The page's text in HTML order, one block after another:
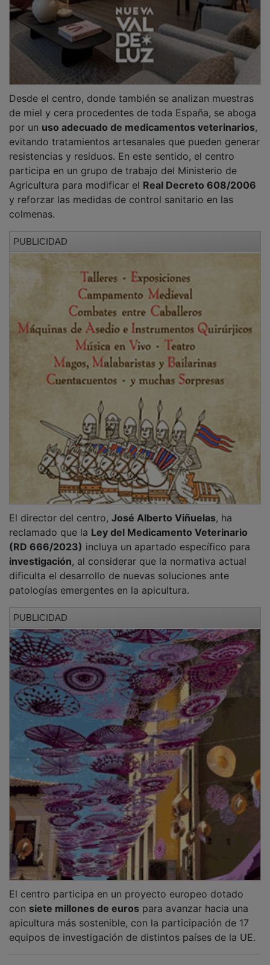
El director del centro,
reclamado que la Ley del Medicamento Veterinario
(RD 666/2023)incluya un apartado específico para
, al considerar que la normativa actual
dificulta el desarrollo de nuevas soluciones ante
patologías emergentes en la apicultura.
PUBLICIDAD
El centro participa en un proyecto europeo dotado
consiete millones de euros para avanzar hacia una
apicultura más sostenible, con la participación de 17
equipos de investigación de distintos países de la UE.
NOTICIAS RELACIONADAS
La Fiesta del Folklore de Marchamalo y
Festival Folk Segovia ratifican su
hermanamiento